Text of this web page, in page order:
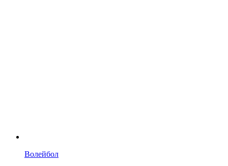
Волейбол